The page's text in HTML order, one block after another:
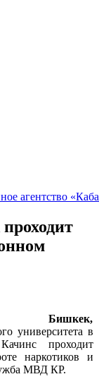
Бишкек,
университета в
проходит
наркотиков и
МВД КР.